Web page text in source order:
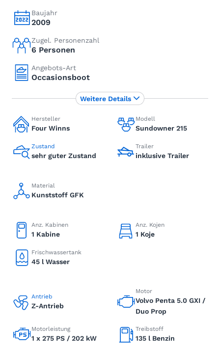
Baujahr
2009
Zugel. Personenzahl
6 Personen
Angebots-Art
Occasionsboot
Hersteller
Four Winns
Modell
Sundowner 215
Zustand
sehr guter Zustand
Trailer
inklusive Trailer
Material
Kunststoff GFK
Anz. Kabinen
1 Kabine
Anz. Kojen
1 Koje
Frischwassertank
45 l Wasser
Antrieb
Z-Antrieb
Motor
Volvo Penta 5.0 GXI /
Duo Prop
Motorleistung
1 x 275 PS / 202 kW
Treibstoff
135 l Benzin
Weitere Details